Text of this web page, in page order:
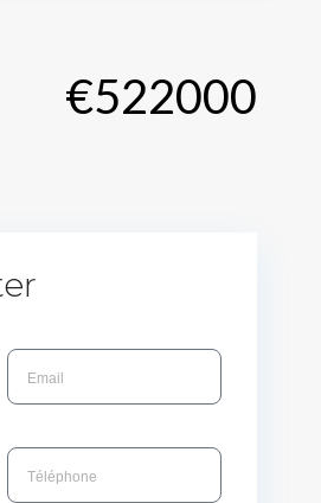
€522000